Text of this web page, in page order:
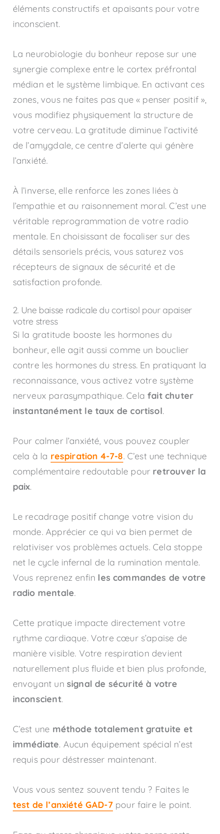
éléments constructifs et apaisants pour votre
inconscient.
La neurobiologie du bonheur repose sur une
synergie complexe entre le cortex préfrontal
médian et le système limbique. En activant ces
zones, vous ne faites pas que « penser positif »,
vous modifiez physiquement la structure de
votre cerveau. La gratitude diminue l’activité
de l’amygdale, ce centre d’alerte qui génère
l’anxiété.
À l’inverse, elle renforce les zones liées à
l’empathie et au raisonnement moral. C’est une
véritable reprogrammation de votre radio
mentale. En choisissant de focaliser sur des
détails sensoriels précis, vous saturez vos
récepteurs de signaux de sécurité et de
satisfaction profonde.
2. Une baisse radicale du cortisol pour apaiser
votre stress
Si la gratitude booste les hormones du
bonheur, elle agit aussi comme un bouclier
contre les hormones du stress. En pratiquant la
reconnaissance, vous activez votre système
nerveux parasympathique. Celafait chuter
instantanément le taux de cortisol.
Pour calmer l’anxiété, vous pouvez coupler
cela à la respiration 4-7-8. C’est une technique
complémentaire redoutable pour retrouver la
paix.
Le recadrage positif change votre vision du
monde. Apprécier ce qui va bien permet de
relativiser vos problèmes actuels. Cela stoppe
net le cycle infernal de la rumination mentale.
Vous reprenez enfin les commandes de votre
radio mentale.
Cette pratique impacte directement votre
rythme cardiaque. Votre cœur s’apaise de
manière visible. Votre respiration devient
naturellement plus fluide et bien plus profonde,
envoyant un signal de sécurité à votre
inconscient.
C’est une méthode totalement gratuite et
immédiate. Aucun équipement spécial n’est
requis pour déstresser maintenant.
Vous vous sentez souvent tendu ? Faites le
test de l’anxiété GAD-7pour faire le point.